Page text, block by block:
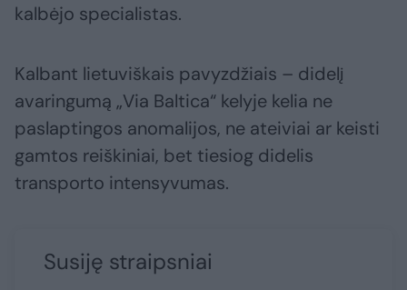
kalbėjo specialistas.
Kalbant lietuviškais pavyzdžiais – didelį
avaringumą „Via Baltica“ kelyje kelia ne
paslaptingos anomalijos, ne ateiviai ar keisti
gamtos reiškiniai, bet tiesiog didelis
transporto intensyvumas.
Susiję straipsniai